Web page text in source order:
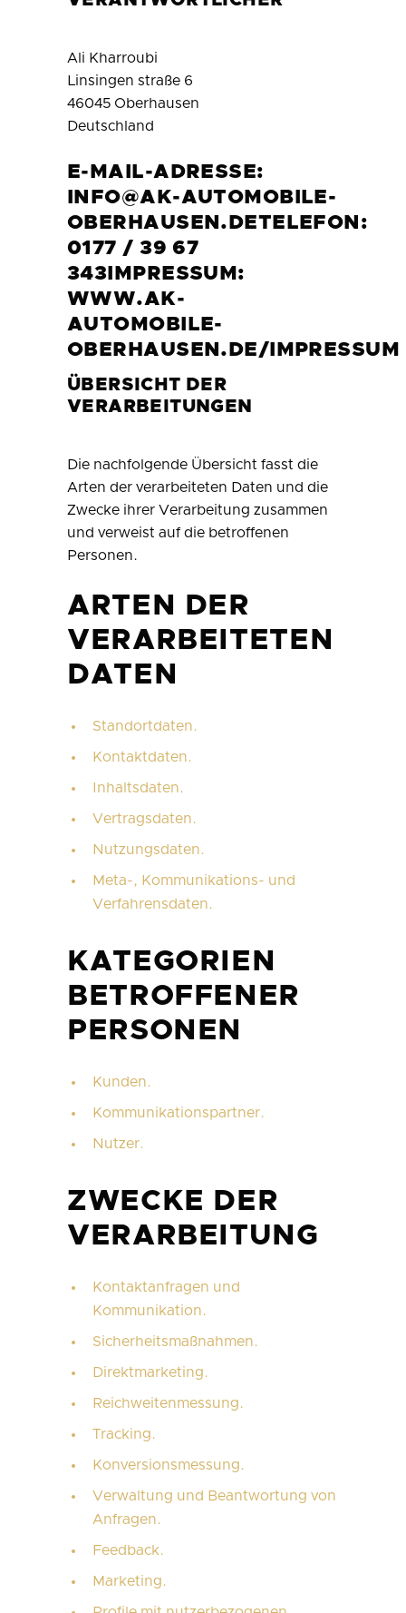
Ali Kharroubi
Linsingen straße 6
46045 Oberhausen
Deutschland
E-MAIL-ADRESSE:
INFO@AK-AUTOMOBILE-
OBERHAUSEN.DETELEFON:
0177 / 39 67
343IMPRESSUM:
WWW.AK-
AUTOMOBILE-
OBERHAUSEN.DE/IMPRESSUM
ÜBERSICHT DER
VERARBEITUNGEN
Die nachfolgende Übersicht fasst die
Arten der verarbeiteten Daten und die
Zwecke ihrer Verarbeitung zusammen
und verweist auf die betroffenen
Personen.
ARTEN DER
VERARBEITETEN
DATEN
Standortdaten.
Kontaktdaten.
Inhaltsdaten.
Vertragsdaten.
Nutzungsdaten.
Meta-, Kommunikations- und
Verfahrensdaten.
KATEGORIEN
BETROFFENER
PERSONEN
Kunden.
Kommunikationspartner.
Nutzer.
ZWECKE DER
VERARBEITUNG
Kontaktanfragen und
Kommunikation.
Sicherheitsmaßnahmen.
Direktmarketing.
Reichweitenmessung.
Tracking.
Konversionsmessung.
Verwaltung und Beantwortung von
Anfragen.
Feedback.
Marketing.